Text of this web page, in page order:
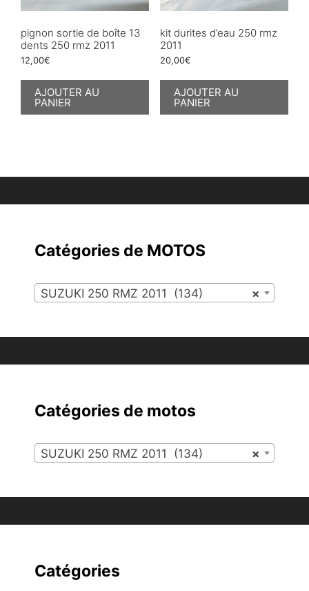
pignon sortie de boîte 13
dents 250 rmz 2011
12,00€
AJOUTER AU
PANIER
kit durites d’eau 250 rmz
2011
20,00€
AJOUTER AU
PANIER
Catégories de MOTOS
×
SUZUKI 250 RMZ 2011 (134)
Catégories de motos
×
SUZUKI 250 RMZ 2011 (134)
Catégories